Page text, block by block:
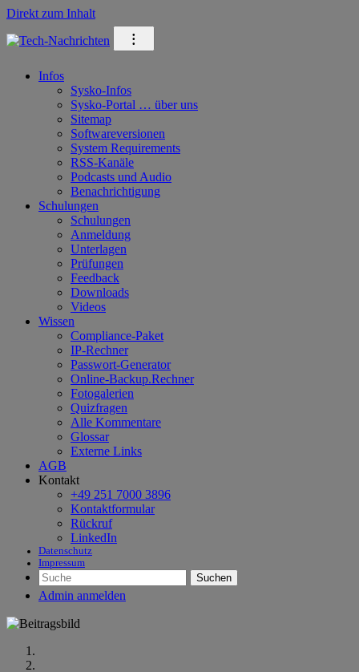
Direkt zum Inhalt
⁝
Infos
Sysko-Infos
Sysko-Portal … über uns
Sitemap
Softwareversionen
System Requirements
RSS-Kanäle
Podcasts und Audio
Benachrichtigung
Schulungen
Schulungen
Anmeldung
Unterlagen
Prüfungen
Feedback
Downloads
Videos
Wissen
Compliance-Paket
IP-Rechner
Passwort-Generator
Online-Backup.Rechner
Fotogalerien
Quizfragen
Alle Kommentare
Glossar
Externe Links
AGB
Kontakt
+49 251 7000 3896
Kontaktformular
Rückruf
LinkedIn
Datenschutz
Impressum
Suchen
Admin anmelden